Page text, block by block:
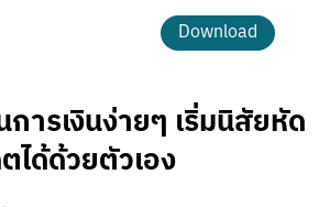
Download
ารเงินง่ายๆ เริ่มนิสัยหัด
ได้ด้วยตัวเอง